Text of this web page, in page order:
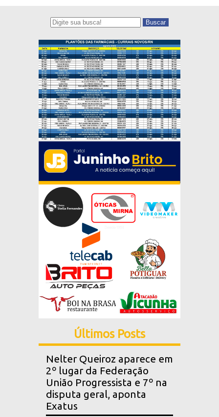
Buscar
Últimos Posts
Nelter Queiroz aparece em
2º lugar da Federação
União Progressista e 7º na
disputa geral, aponta
Exatus